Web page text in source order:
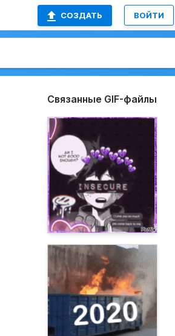
СОЗДАТЬ ВОЙТИ
Связанные GIF-файлы